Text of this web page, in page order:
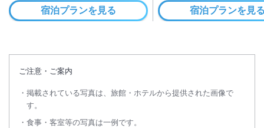
宿泊プランを見る
宿泊プランを見
ご注意・ご案内
掲載されている写真は、旅館・ホテルから提供された画像で
す。
食事・客室等の写真は一例です。